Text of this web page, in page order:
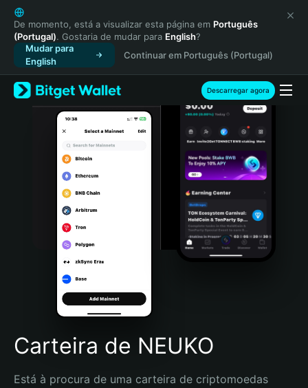
English
日本語
Tiếng Việt
Русский
Español (Latinoamérica)
Türkçe
Italiano
Português (Portugal)
Bahasa Indonesia
Português (Brasil)
Español (Argentina)
De momento, está a visualizar esta página em Português
(Portugal). Gostaria de mudar para English?
Mudar para
English
Continuar em Português (Portugal)
Descarregar agora
Carteira de NEUKO
Está à procura de uma carteira de criptomoedas